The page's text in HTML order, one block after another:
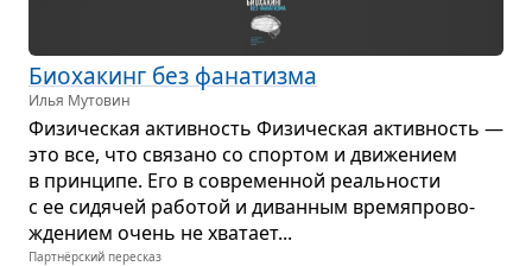
Био­ха­кинг без фана­тизма
Илья Мутовин
Физи­че­ская актив­ность Физи­че­ская актив­ность —
это все, что свя­зано со спор­том и дви­же­нием
в прин­ципе. Его в совре­мен­ной реаль­но­сти
с ее сидя­чей рабо­той и диван­ным вре­мя­про­во­
жде­нием очень не хва­тает...
Партнёрский пересказ